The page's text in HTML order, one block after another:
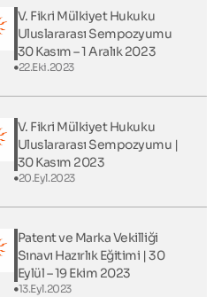
V. Fikri Mülkiyet Hukuku
Uluslararası Sempozyumu
30 Kasım – 1 Aralık 2023
22.Eki.2023
V. Fikri Mülkiyet Hukuku
Uluslararası Sempozyumu |
30 Kasım 2023
20.Eyl.2023
Patent ve Marka Vekilliği
Sınavı Hazırlık Eğitimi | 30
Eylül – 19 Ekim 2023
13.Eyl.2023